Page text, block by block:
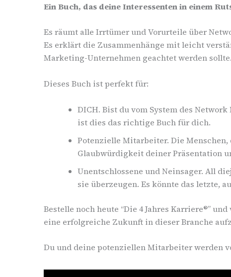
Ein Buch, das deine Interessenten in einem
Es räumt alle Irrtümer und Vorurteile über
Es erklärt die Zusammenhänge mit leicht
Marketing-Unternehmen geachtet werden sollte.
Dieses Buch ist perfekt für:
DICH. Bist du vom System des
ist dies das richtige Buch für dich.
Potenzielle Mitarbeiter. Die
Glaubwürdigkeit deiner Präsentation
Unentschlossene und Neinsager. All
sie überzeugen. Es könnte das letzte,
Bestelle noch heute “Die 4 Jahres Karriere®”
eine erfolgreiche Zukunft in dieser Branche
Du und deine potenziellen Mitarbeiter werden